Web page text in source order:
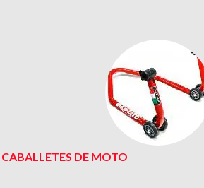
CABALLETES DE MOTO